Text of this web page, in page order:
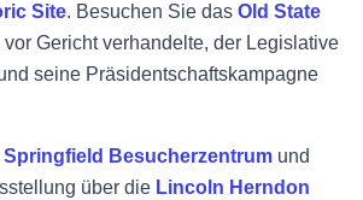
Site. Besuchen Sie das Old State
Gericht verhandelte, der Legislative
seine Präsidentschaftskampagne
Springfield Besucherzentrum und
über die Lincoln Herndon